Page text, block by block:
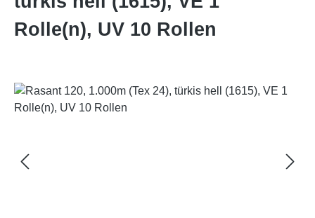
Rolle(n), UV 10 Rollen
Bildergalerie überspringen